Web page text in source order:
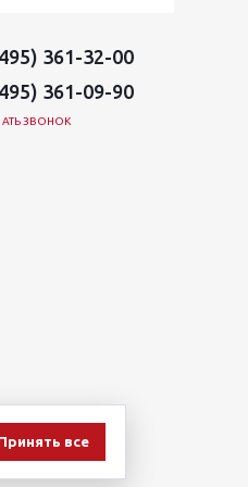
361-32-00
361-09-90
ЗВОНОК
определяемой
услуг,
все